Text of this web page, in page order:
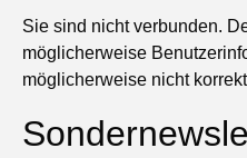
Sie sind nicht verbunden.
möglicherweise
möglicherweise nicht